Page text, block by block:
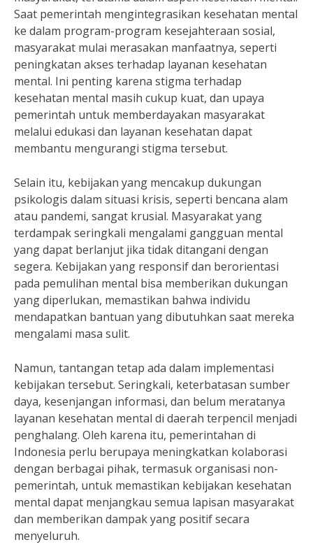
Saat pemerintah mengintegrasikan kesehatan mental
ke dalam program-program kesejahteraan sosial,
masyarakat mulai merasakan manfaatnya, seperti
peningkatan akses terhadap layanan kesehatan
mental. Ini penting karena stigma terhadap
kesehatan mental masih cukup kuat, dan upaya
pemerintah untuk memberdayakan masyarakat
melalui edukasi dan layanan kesehatan dapat
membantu mengurangi stigma tersebut.
Selain itu, kebijakan yang mencakup dukungan
psikologis dalam situasi krisis, seperti bencana alam
atau pandemi, sangat krusial. Masyarakat yang
terdampak seringkali mengalami gangguan mental
yang dapat berlanjut jika tidak ditangani dengan
segera. Kebijakan yang responsif dan berorientasi
pada pemulihan mental bisa memberikan dukungan
yang diperlukan, memastikan bahwa individu
mendapatkan bantuan yang dibutuhkan saat mereka
mengalami masa sulit.
Namun, tantangan tetap ada dalam implementasi
kebijakan tersebut. Seringkali, keterbatasan sumber
daya, kesenjangan informasi, dan belum meratanya
layanan kesehatan mental di daerah terpencil menjadi
penghalang. Oleh karena itu, pemerintahan di
Indonesia perlu berupaya meningkatkan kolaborasi
dengan berbagai pihak, termasuk organisasi non-
pemerintah, untuk memastikan kebijakan kesehatan
mental dapat menjangkau semua lapisan masyarakat
dan memberikan dampak yang positif secara
menyeluruh.